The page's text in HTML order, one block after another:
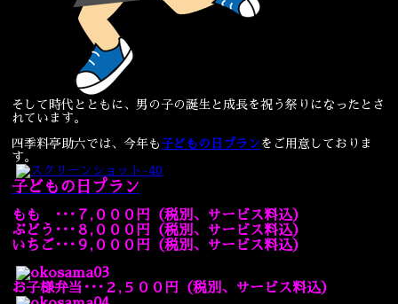
そして時代とともに、男の子の誕生と成長を祝う祭りになったとさ
れています。
四季料亭助六では、今年も子どもの日プラン をご用意しておりま
す。
子どもの日プラン
もも ･･･７,０００円（税別、サービス料込）
ぶどう･･･８,０００円
（税別、サービス料込）
いちご･･･９,０００円
（税別、サービス料込）
お子様弁当･･･２,５００円 （税別、サービス料込）